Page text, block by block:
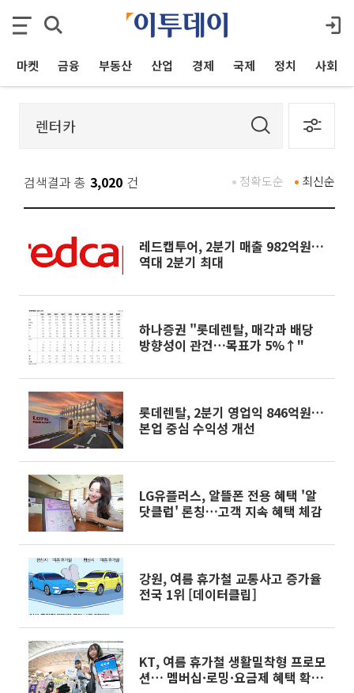
마켓 금융 부동산 산업 경제 국제 정치 사회
검색결과 총 3,020 건 최신순
정확도순
레드캡투어, 2분기 매출 982억원…
역대 2분기 최대
하나증권 "롯데렌탈, 매각과 배당
방향성이 관건…목표가 5%↑"
롯데렌탈, 2분기 영업익 846억원…
본업 중심 수익성 개선
LG유플러스, 알뜰폰 전용 혜택 '알
닷클럽' 론칭…고객 지속 혜택 체감
강원, 여름 휴가철 교통사고 증가율
전국 1위 [데이터클립]
KT, 여름 휴가철 생활밀착형 프로모
션… 멤버십·로밍·요금제 혜택 확